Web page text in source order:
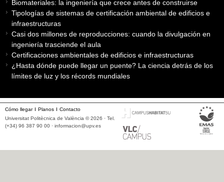
Biomateriales: la ingeniería que crece antes de construirse
Tipologías de sistemas de certificación ambiental de edificios e
infraestructuras
Casi dos millones de reproducciones: cuando la divulgación en
ingeniería trasciende el aula
Certificaciones ambientales de edificios e infraestructuras
¿Hasta dónde puede llegar un puente? La ciencia detrás de los
límites de luz y los récords mundiales
Cómo llegar Planos
Contacto
Universitat Politècnica de València © 2026 · Tel.
(+34) 96 387 90 00 · informacion@upv.es